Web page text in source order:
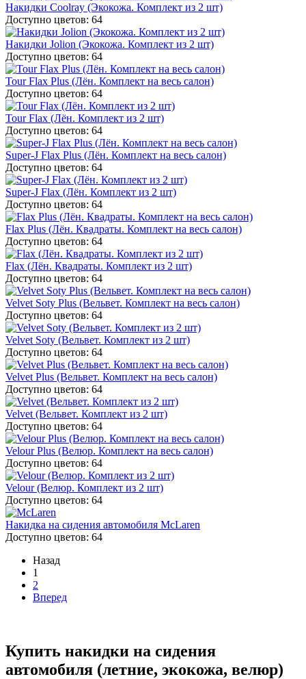
Накидки Coolray (Экокожа. Комплект из 2 шт)
Доступно цветов: 64
Накидки Jolion (Экокожа. Комплект из 2 шт)
Доступно цветов: 64
Tour Flax Plus (Лён. Комплект на весь салон)
Доступно цветов: 64
Tour Flax (Лён. Комплект из 2 шт)
Доступно цветов: 64
Super-J Flax Plus (Лён. Комплект на весь салон)
Доступно цветов: 64
Super-J Flax (Лён. Комплект из 2 шт)
Доступно цветов: 64
Flax Plus (Лён. Квадраты. Комплект на весь салон)
Доступно цветов: 64
Flax (Лён. Квадраты. Комплект из 2 шт)
Доступно цветов: 64
Velvet Soty Plus (Вельвет. Комплект на весь салон)
Доступно цветов: 64
Velvet Soty (Вельвет. Комплект из 2 шт)
Доступно цветов: 64
Velvet Plus (Вельвет. Комплект на весь салон)
Доступно цветов: 64
Velvet (Вельвет. Комплект из 2 шт)
Доступно цветов: 64
Velour Plus (Велюр. Комплект на весь салон)
Доступно цветов: 64
Velour (Велюр. Комплект из 2 шт)
Доступно цветов: 64
Накидка на сидения автомобиля McLaren
Доступно цветов: 64
Назад
1
2
Вперед
Купить накидки на сидения
автомобиля (летние, экокожа, велюр)